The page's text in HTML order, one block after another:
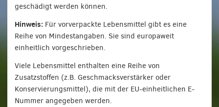
geschädigt werden können.
Hinweis: Für vorverpackte Lebensmittel gibt es eine
Reihe von Mindestangaben. Sie sind europaweit
einheitlich vorgeschrieben.
Viele Lebensmittel enthalten eine Reihe von
Zusatzstoffen (z.B. Geschmacksverstärker oder
Konservierungsmittel), die mit der EU-einheitlichen E-
Nummer angegeben werden.